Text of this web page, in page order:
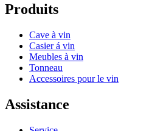
Produits
Cave à vin
Casier á vin
Meubles à vin
Tonneau
Accessoires pour le vin
Assistance